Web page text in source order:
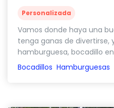
Personalizada
Vamos donde haya una
tenga ganas de divertirse,
hamburguesa, bocadillo
Bocadillos Hamburguesas